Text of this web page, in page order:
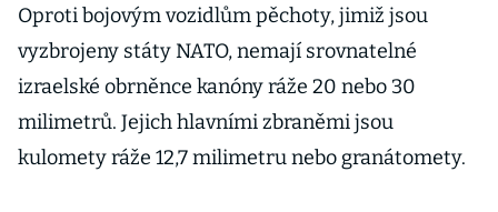
Oproti bojovým vozidlům pěchoty, jimiž jsou
vyzbrojeny státy NATO, nemají srovnatelné
izraelské obrněnce kanóny ráže 20 nebo 30
milimetrů. Jejich hlavními zbraněmi jsou
kulomety ráže 12,7 milimetru nebo granátomety.